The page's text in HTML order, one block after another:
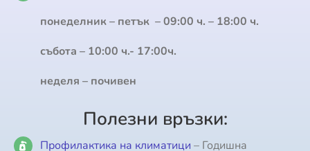
понеделник – петък – 09:00 ч. – 18:00 ч.
събота – 10:00 ч.- 17:00ч.
неделя – почивен
Полезни връзки:
Профилактика на климатици – Годишна